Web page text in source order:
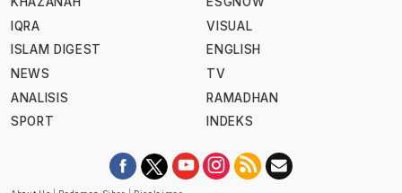
IQRA
ISLAM DIGEST
NEWS
ANALISIS
SPORT
VISUAL
ENGLISH
TV
RAMADHAN
INDEKS